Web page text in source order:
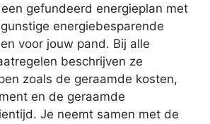
gefundeerd energieplan met
energiebesparende
voor jouw pand. Bij alle
beschrijven ze
zoals de geraamde kosten,
en de geraamde
Je neemt samen met de